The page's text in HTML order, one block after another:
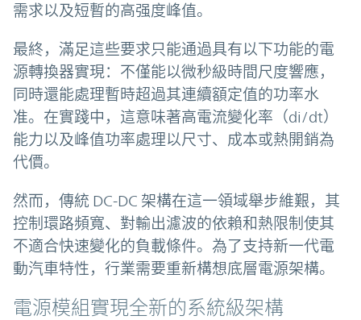
需求以及短暫的高强度峰值。
最終，滿足這些要求只能通過具有以下功能的電
源轉換器實現：不僅能以微秒級時間尺度響應，
同時還能處理暫時超過其連續額定值的功率水
准。在實踐中，這意味著高電流變化率（di/dt）
能力以及峰值功率處理以尺寸、成本或熱開銷為
代價。
然而，傳統 DC-DC 架構在這一領域舉步維艱，其
控制環路頻寬、對輸出濾波的依賴和熱限制使其
不適合快速變化的負載條件。為了支持新一代電
動汽車特性，行業需要重新構想底層電源架構。
電源模組實現全新的系統級架構